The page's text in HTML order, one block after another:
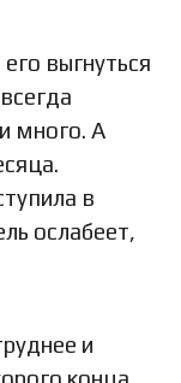
выгнуться
много. А
в
ослабеет,
и
конца.